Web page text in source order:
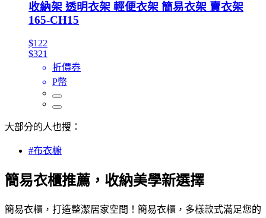
收納架 透明衣架 輕便衣架 簡易衣架 賣衣架
165-CH15
$122
$321
折價券
P幣
大部分的人也搜：
#布衣櫥
簡易衣櫃推薦，收納美學新選擇
簡易衣櫃，打造整潔居家空間！簡易衣櫃，多樣款式滿足您的